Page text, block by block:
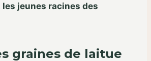
jeunes racines des
graines de laitue